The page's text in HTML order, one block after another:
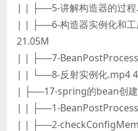
| | ├──5-讲解构造器的过程
| | ├──6-构造器实例化和
21.05M
| | ├──7-
| | └──8-反射实例化.mp4
| ├──17-spring的bean创
| | ├──1-
| | ├──2-